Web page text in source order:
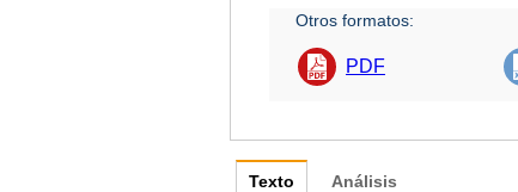
Otros formatos:
PDF
Texto Análisis